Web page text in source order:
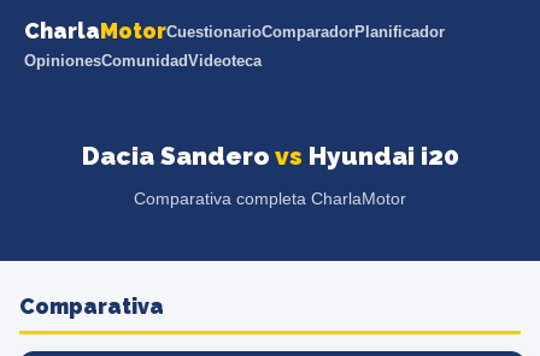
CharlaMotorCuestionarioComparadorPlanificador
OpinionesComunidadVideoteca
Dacia Sandero vs Hyundai i20
Comparativa completa CharlaMotor
Comparativa